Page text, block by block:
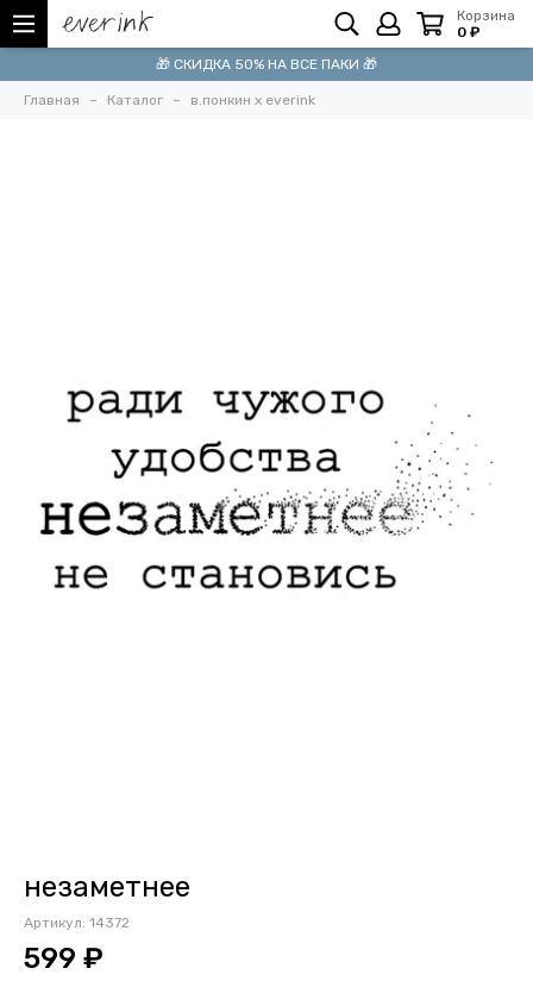
Корзина
0 ₽
🎁 СКИДКА 50% НА ВСЕ ПАКИ 🎁
Главная Каталог в.понкин x everink
незаметнее
Артикул: 14372
599 ₽